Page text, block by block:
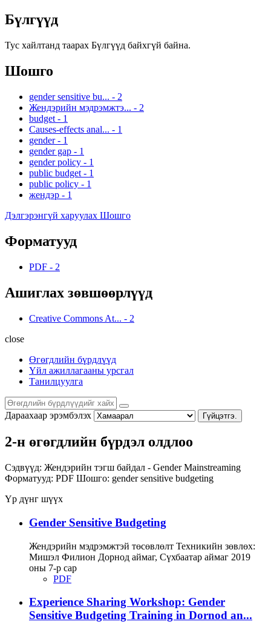
Бүлгүүд
Тус хайлтанд таарах Бүлгүүд байхгүй байна.
Шошго
gender sensitive bu... - 2
Жендэрийн мэдрэмжтэ... - 2
budget - 1
Causes-effects anal... - 1
gender - 1
gender gap - 1
gender policy - 1
public budget - 1
public policy - 1
жендэр - 1
Дэлгэрэнгүй харуулах Шошго
Форматууд
PDF - 2
Ашиглах зөвшөөрлүүд
Creative Commons At... - 2
close
Өгөгдлийн бүрдлүүд
Үйл ажиллагааны урсгал
Танилцуулга
Дараахаар эрэмбэлэх Гүйцэтгэ.
2-н өгөгдлийн бүрдэл олдлоо
Сэдвүүд: Жендэрийн тэгш байдал - Gender Mainstreaming
Форматууд: PDF Шошго: gender sensitive budgeting
Үр дүнг шүүх
Gender Sensitive Budgeting
Жендэрийн мэдрэмжтэй төсөвлөлт Техникийн зөвлөх:
Мишэл Филион Дорнод аймаг, Сүхбаатар аймаг 2019
оны 7-р сар
PDF
Experience Sharing Workshop: Gender
Sensitive Budgeting Training in Dornod an...